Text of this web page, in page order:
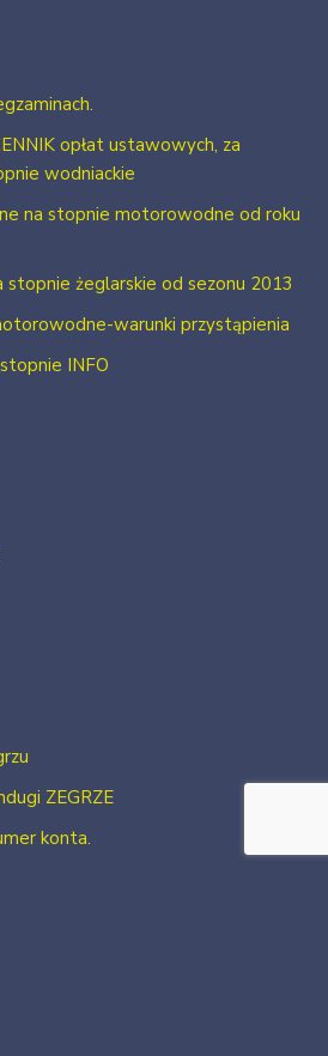
opłat ustawowych, za
wodniackie
na stopnie motorowodne od roku
stopnie żeglarskie od sezonu 2013
warunki przystąpienia
INFO
ZEGRZE
konta.